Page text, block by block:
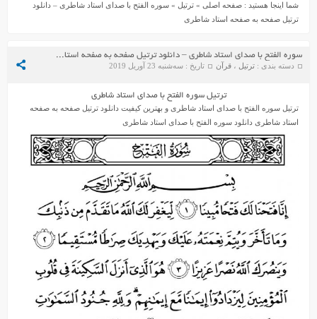
شما اینجا هستید :صفحه اصلی »ترتیل »سوره الفتح با صدای استاد شاطری – دانلود
ترتیل صفحه به صفحه استاد شاطری
سوره الفتح با صدای استاد شاطری – دانلود ترتیل صفحه به صفحه استاد شاطری
دسته بندی :ترتیل ،قرآن تاریخ : سه‌شنبه 23 آوریل 2019
ترتیل سوره الفتح با صدای استاد شاطری
ترتیل سوره الفتح با صدای استاد شاطری و بهترین کیفیت دانلود ترتیل صفحه به صفحه
استاد شاطری دانلود سوره الفتح با صدای استاد شاطری